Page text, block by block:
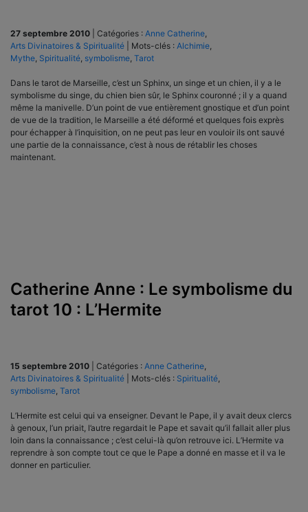
27 septembre 2010 Catégories : Anne Catherine,
Arts Divinatoires & Spiritualité
Mots-clés : Alchimie,
Mythe, Spiritualité, symbolisme, Tarot
Dans le tarot de Marseille, c’est un Sphinx, un singe et un chien, il y a le
symbolisme du singe, du chien bien sûr, le Sphinx couronné ; il y a quand
même la manivelle. D’un point de vue entièrement gnostique et d’un point
de vue de la tradition, le Marseille a été déformé et quelques fois exprès
pour échapper à l’inquisition, on ne peut pas leur en vouloir ils ont sauvé
une partie de la connaissance, c’est à nous de rétablir les choses
maintenant.
Catherine Anne : Le symbolisme du
tarot 10 : L’Hermite
15 septembre 2010 Catégories : Anne Catherine,
Arts Divinatoires & Spiritualité
Mots-clés : Spiritualité,
symbolisme, Tarot
L’Hermite est celui qui va enseigner. Devant le Pape, il y avait deux clercs
à genoux, l’un priait, l’autre regardait le Pape et savait qu’il fallait aller plus
loin dans la connaissance ; c’est celui-là qu’on retrouve ici. L’Hermite va
reprendre à son compte tout ce que le Pape a donné en masse et il va le
donner en particulier.